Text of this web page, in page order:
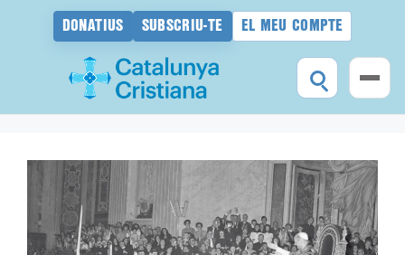
DONATIUS SUBSCRIU-TE EL MEU COMPTE
contingut